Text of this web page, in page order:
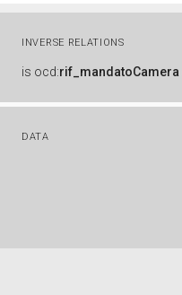
INVERSE RELATIONS
is ocd:rif_mandatoCamera
DATA